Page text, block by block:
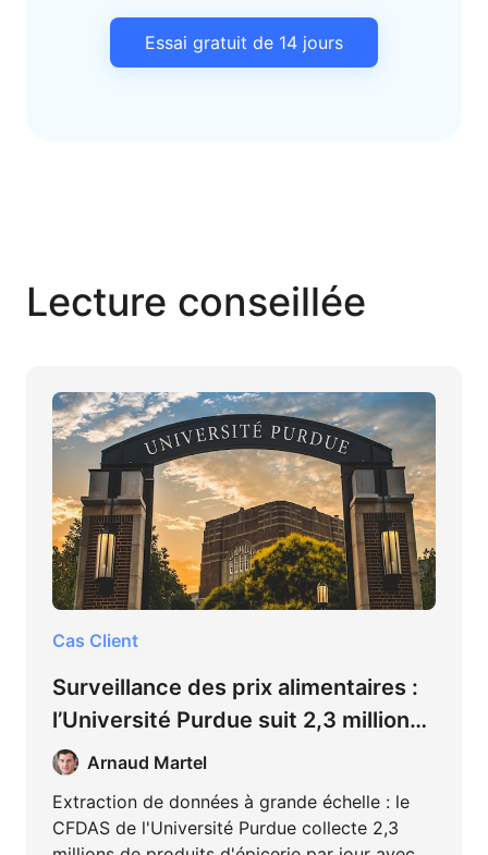
Essai gratuit de 14 jours
Lecture conseillée
Cas Client
Surveillance des prix alimentaires :
l’Université Purdue suit 2,3 millions
de produits d’épicerie par jour avec
Arnaud Martel
Extraction de données à grande échelle : le
CFDAS de l'Université Purdue collecte 2,3